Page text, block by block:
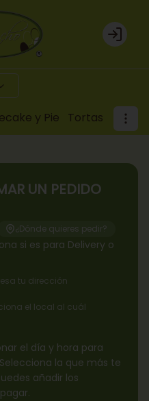
Login
y Pie Tortas a
UN PEDIDO
¿Dónde quieres pedir?
si es para Delivery o
tu dirección
el local al cuál
el día y hora para
la que más te
añadir los